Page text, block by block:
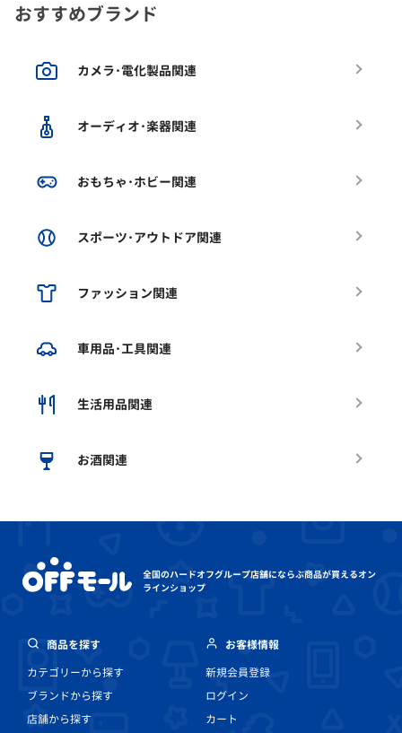
おすすめブランド
カメラ･電化製品関連
オーディオ･楽器関連
おもちゃ･ホビー関連
スポーツ･アウトドア関連
ファッション関連
車用品･工具関連
生活用品関連
お酒関連
全国のハードオフグループ店舗にならぶ商品が買えるオン
ラインショップ
商品を探す
カテゴリーから探す
ブランドから探す
店舗から探す
お客様情報
新規会員登録
ログイン
カート